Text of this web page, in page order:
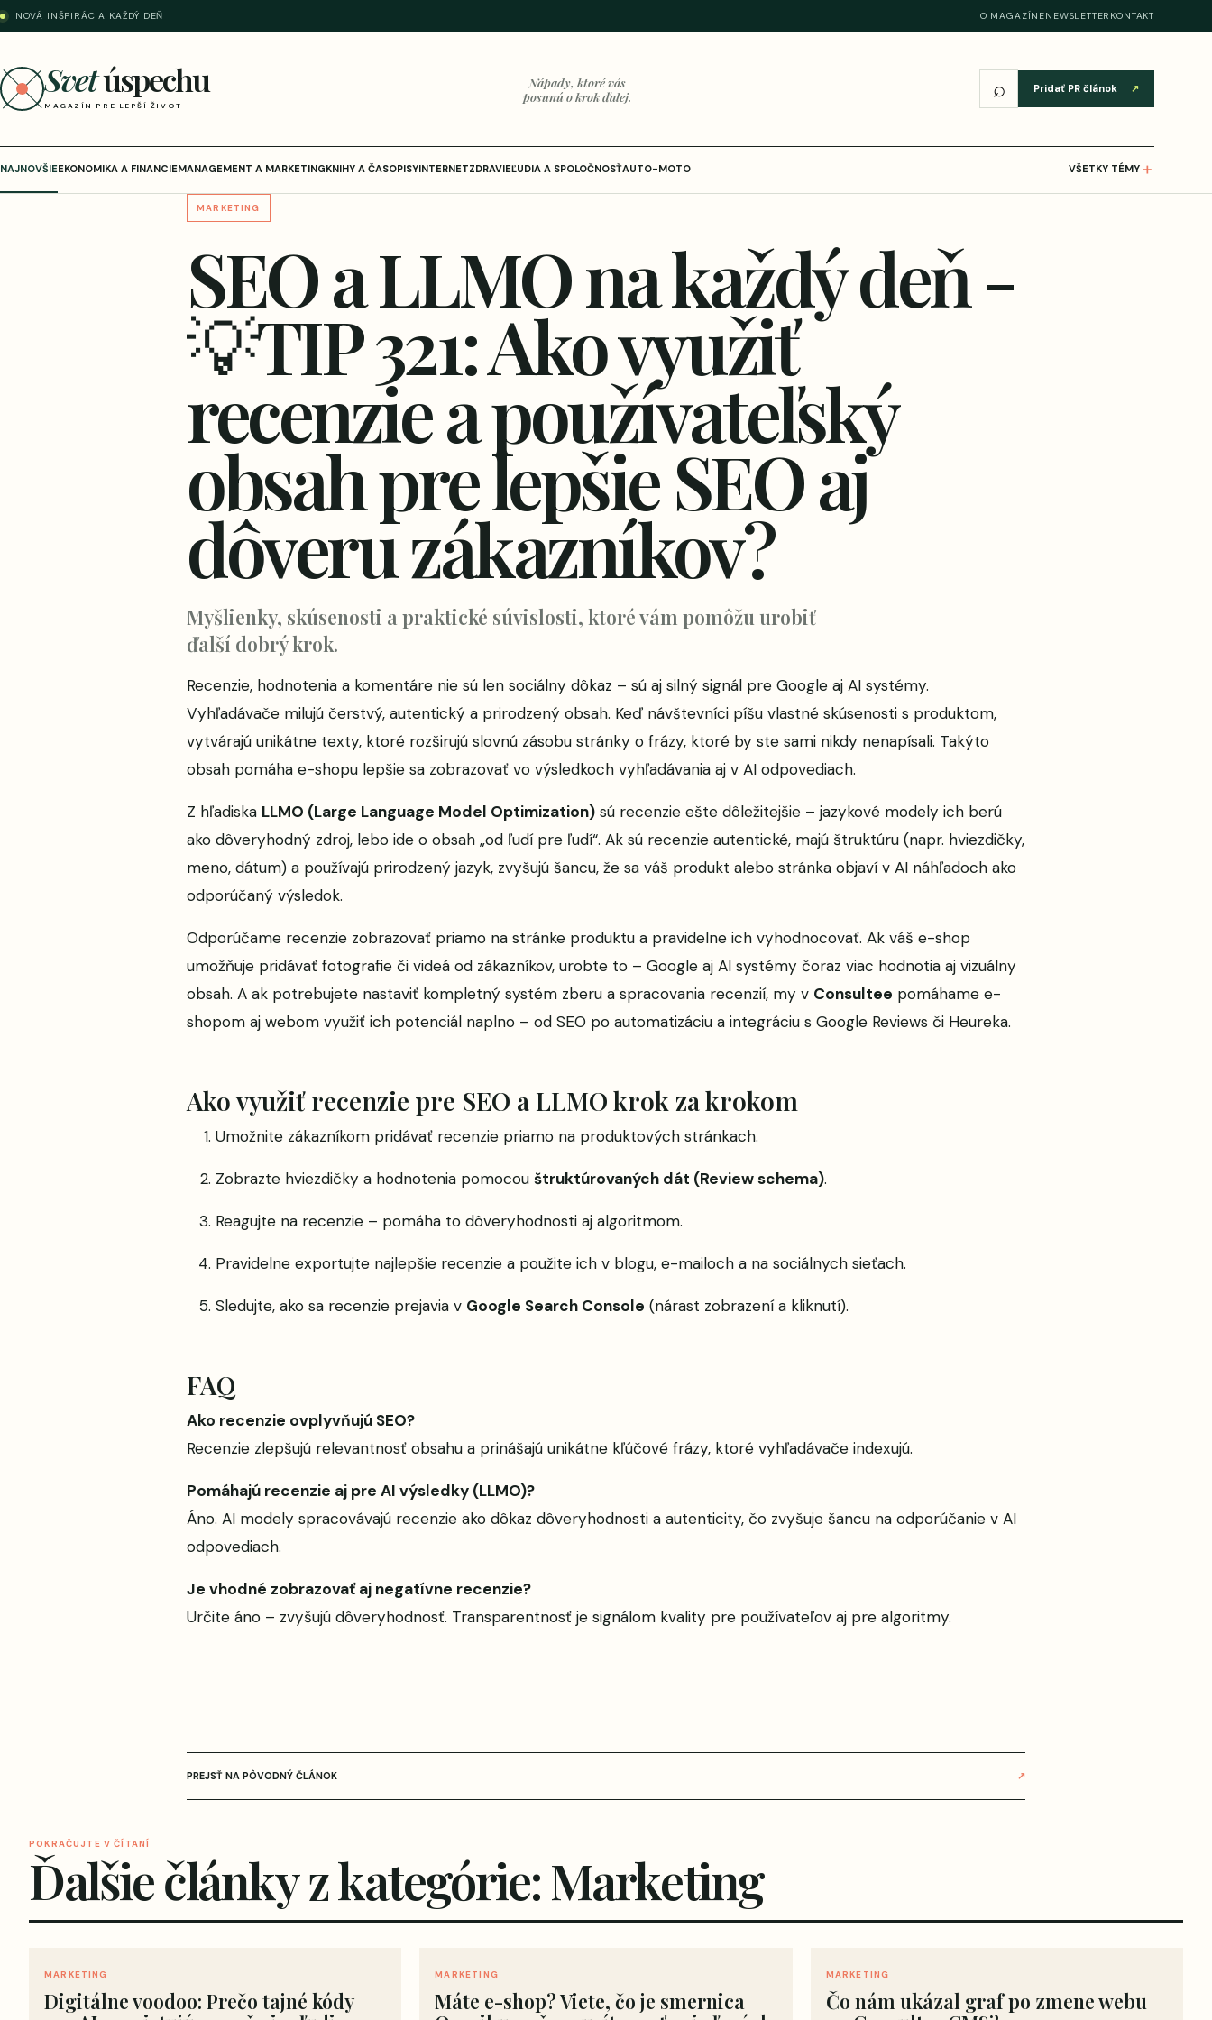
NOVÁ INŠPIRÁCIA KAŽDÝ DEŇ O MAGAZÍNENEWSLETTER KONTAKT
Svetúspechu
MAGAZÍN PRE LEPŠÍ ŽIVOT
Nápady, ktoré vás
posunú o krok ďalej.
⌕ Pridať PR článok ↗
NAJNOVŠIEEKONOMIKA A FINANCIEMANAGEMENT A MARKETINGKNIHY A ČASOPISYINTERNETZDRAVIEĽUDIA A SPOLOČNOSŤAUTO-MOTO VŠETKY TÉMY ＋
MARKETING
SEO a LLMO na každý deň -
💡TIP 321: Ako využiť
recenzie a používateľský
obsah pre lepšie SEO aj
dôveru zákazníkov?
Myšlienky, skúsenosti a praktické súvislosti, ktoré vám pomôžu urobiť
ďalší dobrý krok.
Recenzie, hodnotenia a komentáre nie sú len sociálny dôkaz – sú aj silný signál pre Google aj AI systémy.
Vyhľadávače milujú čerstvý, autentický a prirodzený obsah. Keď návštevníci píšu vlastné skúsenosti s produktom,
vytvárajú unikátne texty, ktoré rozširujú slovnú zásobu stránky o frázy, ktoré by ste sami nikdy nenapísali. Takýto
obsah pomáha e-shopu lepšie sa zobrazovať vo výsledkoch vyhľadávania aj v AI odpovediach.
Z hľadiska LLMO (Large Language Model Optimization) sú recenzie ešte dôležitejšie – jazykové modely ich berú
ako dôveryhodný zdroj, lebo ide o obsah „od ľudí pre ľudí“. Ak sú recenzie autentické, majú štruktúru (napr. hviezdičky,
meno, dátum) a používajú prirodzený jazyk, zvyšujú šancu, že sa váš produkt alebo stránka objaví v AI náhľadoch ako
odporúčaný výsledok.
Odporúčame recenzie zobrazovať priamo na stránke produktu a pravidelne ich vyhodnocovať. Ak váš e-shop
umožňuje pridávať fotografie či videá od zákazníkov, urobte to – Google aj AI systémy čoraz viac hodnotia aj vizuálny
obsah. A ak potrebujete nastaviť kompletný systém zberu a spracovania recenzií, my v Consultee pomáhame e-
shopom aj webom využiť ich potenciál naplno – od SEO po automatizáciu a integráciu s Google Reviews či Heureka.
Ako využiť recenzie pre SEO a LLMO krok za krokom
Umožnite zákazníkom pridávať recenzie priamo na produktových stránkach.
Zobrazte hviezdičky a hodnotenia pomocou štruktúrovaných dát (Review schema).
Reagujte na recenzie – pomáha to dôveryhodnosti aj algoritmom.
Pravidelne exportujte najlepšie recenzie a použite ich v blogu, e-mailoch a na sociálnych sieťach.
Sledujte, ako sa recenzie prejavia v Google Search Console (nárast zobrazení a kliknutí).
FAQ
Ako recenzie ovplyvňujú SEO?
Recenzie zlepšujú relevantnosť obsahu a prinášajú unikátne kľúčové frázy, ktoré vyhľadávače indexujú.
Pomáhajú recenzie aj pre AI výsledky (LLMO)?
Áno. AI modely spracovávajú recenzie ako dôkaz dôveryhodnosti a autenticity, čo zvyšuje šancu na odporúčanie v AI
odpovediach.
Je vhodné zobrazovať aj negatívne recenzie?
Určite áno – zvyšujú dôveryhodnosť. Transparentnosť je signálom kvality pre používateľov aj pre algoritmy.
PREJSŤ NA PÔVODNÝ ČLÁNOK ↗
POKRAČUJTE V ČÍTANÍ
Ďalšie články z kategórie: Marketing
MARKETING
Digitálne voodoo: Prečo tajné kódy
MARKETING
Máte e-shop? Viete, čo je smernica
MARKETING
Čo nám ukázal graf po zmene webu